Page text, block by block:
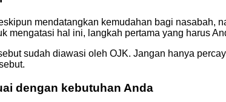
mendatangkan kemudahan bagi
mengatasi hal ini, langkah pertama yang harus
sudah diawasi oleh OJK. Jangan hanya
dengan kebutuhan Anda